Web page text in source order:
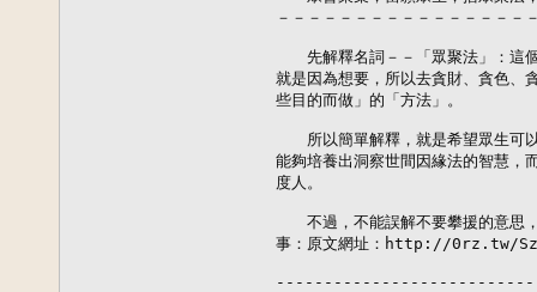
－－－－－－－－－－－－－－－－
先解釋名詞－－「眾聚法」：這
就是因為想要，所以去貪財、貪色、
些目的而做」的「方法」。
所以簡單解釋，就是希望眾生可
能夠培養出洞察世間因緣法的智慧，
度人。
不過，不能誤解不要攀援的意思
事：原文網址：http://0rz.tw/